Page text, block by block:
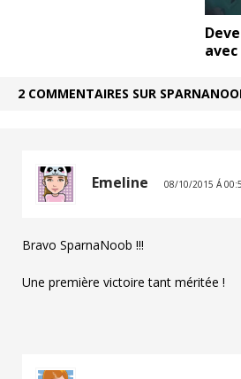
2 COMMENTAIRES SUR
Emeline 08/10/2015 Á
Bravo SparnaNoob !!!
Une première victoire tant méritée !